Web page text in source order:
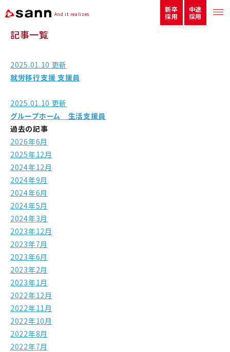
And it realizes
新卒
採用
中途
採用
記事一覧
2025.01.10 更新
就労移行支援 支援員
2025.01.10 更新
グループホーム 生活支援員
過去の記事
2026年6月
2025年12月
2024年12月
2024年9月
2024年6月
2024年5月
2024年3月
2023年12月
2023年7月
2023年6月
2023年2月
2023年1月
2022年12月
2022年11月
2022年10月
2022年8月
2022年7月